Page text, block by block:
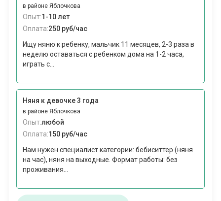
в районе Яблочкова
Опыт:1-10 лет
Оплата:250 руб/час
Ищу няню к ребенку, мальчик 11 месяцев, 2-3 раза в
неделю оставаться с ребенком дома на 1-2 часа,
играть с...
Няня к девочке 3 года
в районе Яблочкова
Опыт:любой
Оплата:150 руб/час
Нам нужен специалист категории: бебиситтер (няня
на час), няня на выходные. Формат работы: без
проживания...